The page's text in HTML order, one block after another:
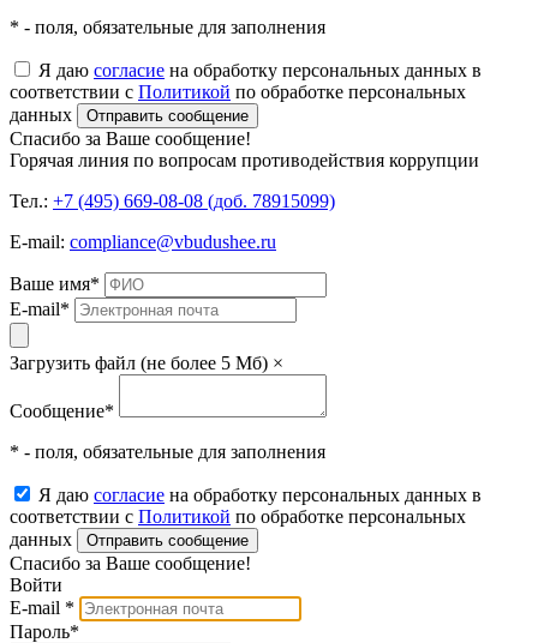
* - поля, обязательные для заполнения
Я даю согласие на обработку персональных данных в
соответствии с Политикой по обработке персональных
данных
Отправить сообщение
Спасибо за Ваше сообщение!
Горячая линия по вопросам противодействия коррупции
Тел.: +7 (495) 669-08-08 (доб. 78915099)
E-mail: compliance@vbudushee.ru
Ваше имя*
E-mail*
Загрузить файл (не более 5 Мб) ×
Сообщение*
* - поля, обязательные для заполнения
Я даю согласие на обработку персональных данных в
соответствии с Политикой по обработке персональных
данных
Отправить сообщение
Спасибо за Ваше сообщение!
Войти
E-mail *
Пароль*